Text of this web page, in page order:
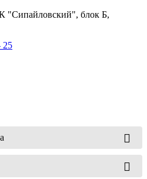
"Сипайловский", блок Б,
25